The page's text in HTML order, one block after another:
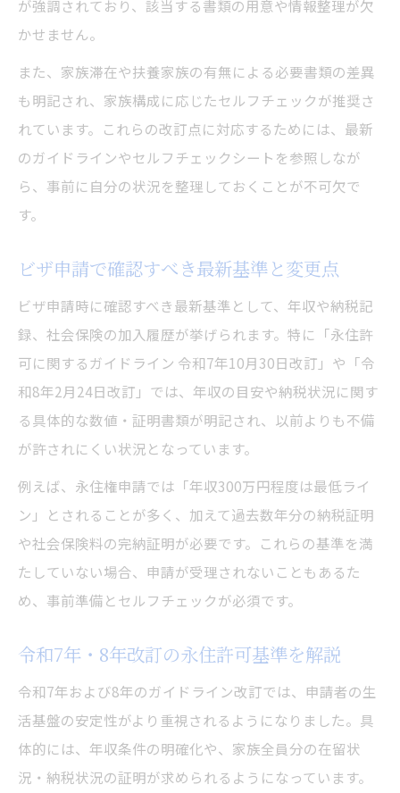
が強調されており、該当する書類の用意や情報整理が欠
かせません。
また、家族滞在や扶養家族の有無による必要書類の差異
も明記され、家族構成に応じたセルフチェックが推奨さ
れています。これらの改訂点に対応するためには、最新
のガイドラインやセルフチェックシートを参照しなが
ら、事前に自分の状況を整理しておくことが不可欠で
す。
ビザ申請で確認すべき最新基準と変更点
ビザ申請時に確認すべき最新基準として、年収や納税記
録、社会保険の加入履歴が挙げられます。特に「永住許
可に関するガイドライン 令和7年10月30日改訂」や「令
和8年2月24日改訂」では、年収の目安や納税状況に関す
る具体的な数値・証明書類が明記され、以前よりも不備
が許されにくい状況となっています。
例えば、永住権申請では「年収300万円程度は最低ライ
ン」とされることが多く、加えて過去数年分の納税証明
や社会保険料の完納証明が必要です。これらの基準を満
たしていない場合、申請が受理されないこともあるた
め、事前準備とセルフチェックが必須です。
令和7年・8年改訂の永住許可基準を解説
令和7年および8年のガイドライン改訂では、申請者の生
活基盤の安定性がより重視されるようになりました。具
体的には、年収条件の明確化や、家族全員分の在留状
況・納税状況の証明が求められるようになっています。